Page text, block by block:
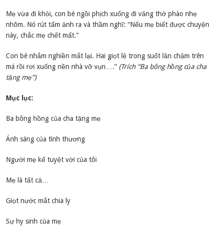
Mẹ vừa đi khỏi, con bé ngồi phịch xuống đi văng thở phào nhẹ
nhõm. Nó rút tấm ảnh ra và thầm nghĩ: “Nếu mẹ biết được chuyện
này, chắc mẹ chết mất.”
Con bé nhắm nghiền mắt lại. Hai giọt lệ trong suốt lăn chậm trên
má rồi rơi xuống nền nhà vỡ vụn….” (Trích “Ba bông hồng của cha
tặng mẹ”)
Mục lục:
Ba bông hồng của cha tặng mẹ
Ánh sáng của tình thương
Người mẹ kế tuyệt vời của tôi
Mẹ là tất cả…
Giọt nước mắt chia ly
Sự hy sinh của mẹ